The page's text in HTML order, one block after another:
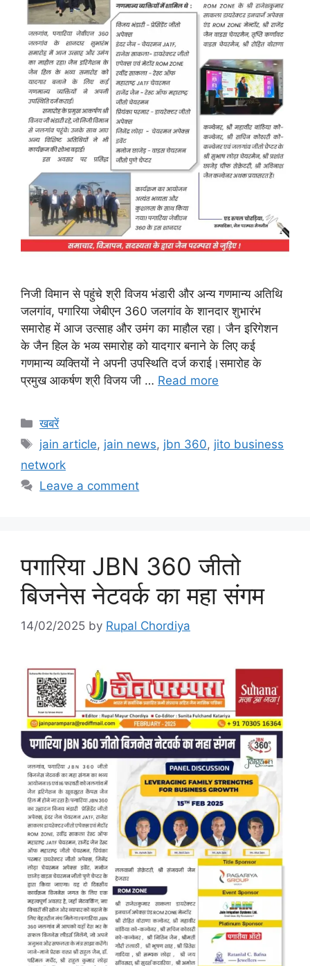
निजी विमान से पहुंचे श्री विजय भंडारी और अन्य गणमान्य अतिथि
जलगांव, पगारिया जेबीएन 360 जलगांव के शानदार शुभारंभ
समारोह में आज उत्साह और उमंग का माहौल रहा। जैन इरिगेशन
के जैन हिल के भव्य समारोह को यादगार बनाने के लिए कई
गणमान्य व्यक्तियों ने अपनी उपस्थिति दर्ज कराई।समारोह के
प्रमुख आकर्षण श्री विजय जी … Read more
Categories
खबरें
Tags
jain article, jain news, jbn 360, jito business
network
Leave a comment
पगारिया JBN 360 जीतो
बिजनेस नेटवर्क का महा संगम
14/02/2025 by Rupal Chordiya